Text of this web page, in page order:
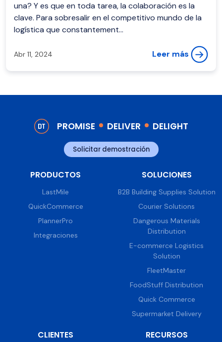
una? Y es que en toda tarea, la colaboración es la
clave. Para sobresalir en el competitivo mundo de la
logística que constantement...
Abr 11, 2024 Leer más
PROMISE DELIVER DELIGHT
Solicitar demostración
PRODUCTOS
LastMile
QuickCommerce
PlannerPro
Integraciones
SOLUCIONES
B2B Building Supplies Solution
Courier Solutions
Dangerous Materials
Distribution
E-commerce Logistics
Solution
FleetMaster
FoodStuff Distribution
Quick Commerce
Supermarket Delivery
CLIENTES RECURSOS